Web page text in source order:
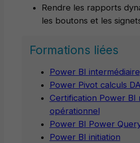
Rendre les rapports
les boutons et les
Formations liées
Power BI intermédiaire
Power Pivot calculs
Certification Power BI
opérationnel
Power BI Power
Power BI initiation